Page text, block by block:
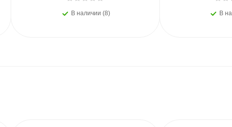
В наличии (8) В